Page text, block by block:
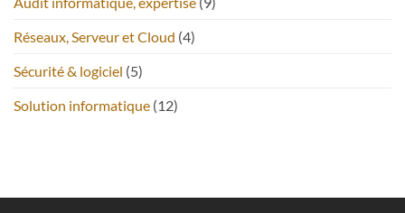
Réseaux, Serveur et Cloud (4)
Sécurité & logiciel (5)
Solution informatique (12)